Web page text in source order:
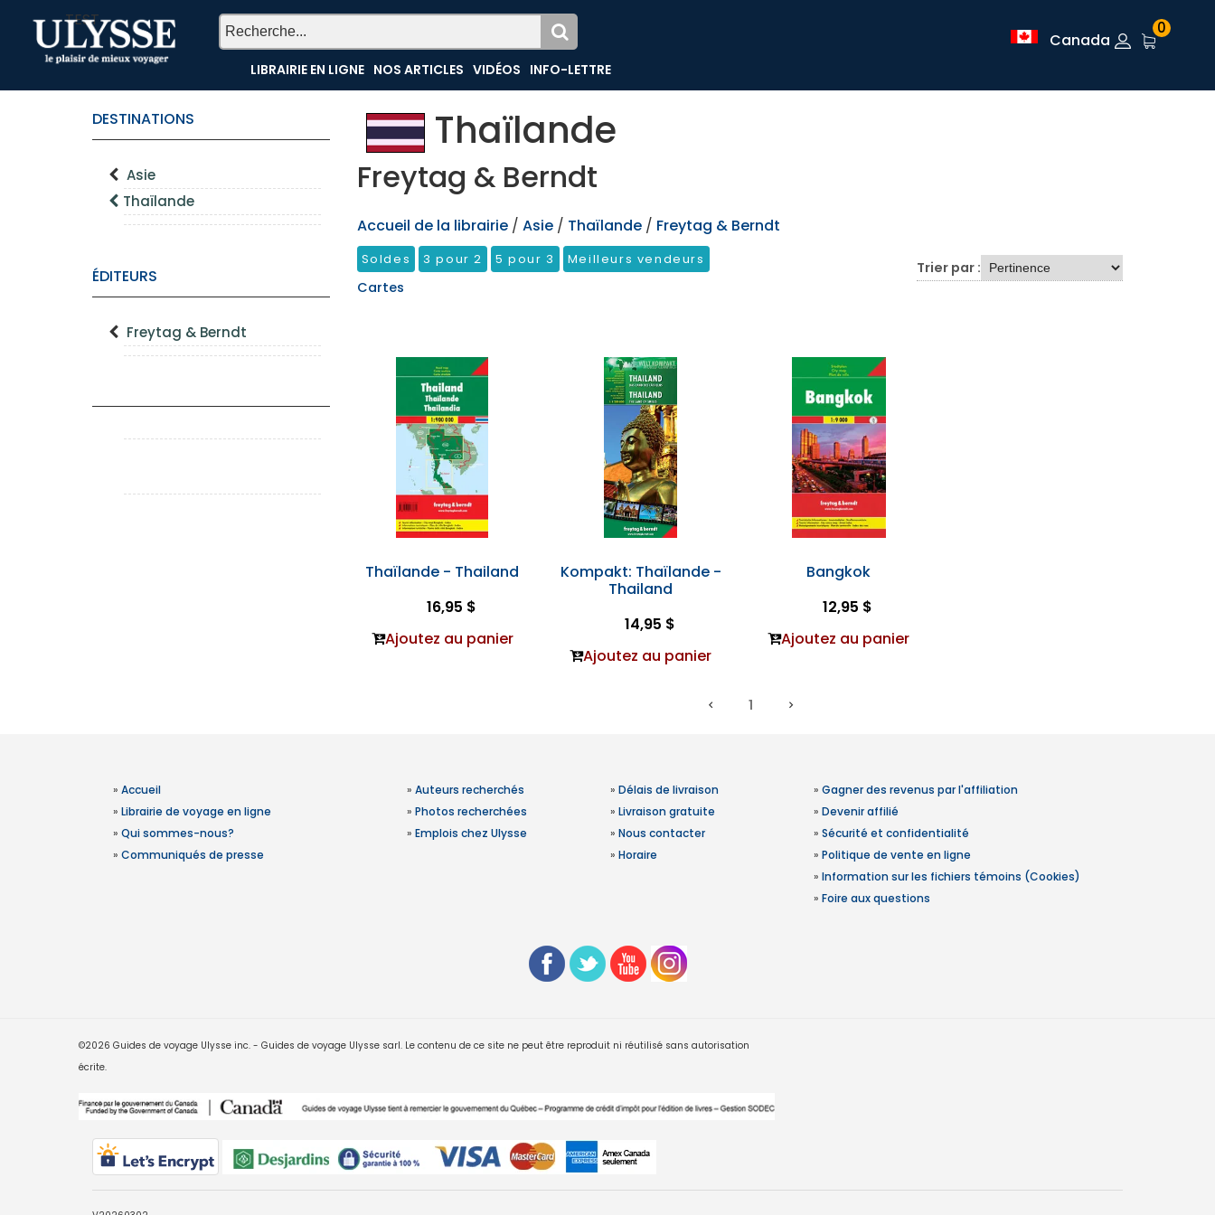
TEST
LIBRAIRIE EN LIGNE NOS ARTICLES VIDÉOS INFO-LETTRE
Canada
0
DESTINATIONS
Asie
Thaïlande
ÉDITEURS
Freytag & Berndt
Thaïlande
Freytag & Berndt
Accueil de la librairie / Asie / Thaïlande / Freytag & Berndt
Soldes 3 pour 2 5 pour 3 Meilleurs vendeurs
Cartes
Trier par :
Thaïlande - Thailand
16,95 $
Ajoutez au panier
Kompakt: Thaïlande -
Thailand
14,95 $
Ajoutez au panier
Bangkok
12,95 $
Ajoutez au panier
1
» Accueil
» Librairie de voyage en ligne
» Qui sommes-nous?
» Communiqués de presse
» Auteurs recherchés
» Photos recherchées
» Emplois chez Ulysse
» Délais de livraison
» Livraison gratuite
» Nous contacter
» Horaire
» Gagner des revenus par l'affiliation
» Devenir affilié
» Sécurité et confidentialité
» Politique de vente en ligne
» Information sur les fichiers témoins (Cookies)
» Foire aux questions
©2026 Guides de voyage Ulysse inc. - Guides de voyage Ulysse sarl. Le contenu de ce site ne peut être reproduit ni réutilisé sans autorisation
écrite.